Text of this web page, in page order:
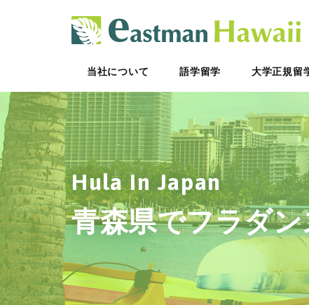
当社について 語学留学 大学正規留
Hula in Japan
青森県でフラダ